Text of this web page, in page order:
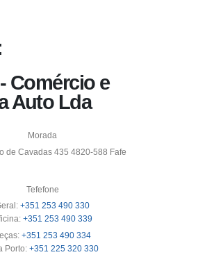
Comércio e
Auto Lda
Morada
de Cavadas 435 4820-588 Fafe
Tefefone
+351 253 490 330
+351 253 490 339
+351 253 490 334
Porto: +351 225 320 330